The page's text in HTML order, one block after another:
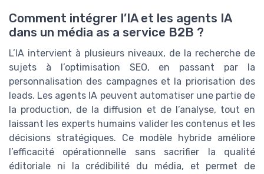
Comment intégrer l’IA et les agents IA
dans un média as a service B2B ?
L’IA intervient à plusieurs niveaux, de la recherche de
sujets à l’optimisation SEO, en passant par la
personnalisation des campagnes et la priorisation des
leads. Les agents IA peuvent automatiser une partie de
la production, de la diffusion et de l’analyse, tout en
laissant les experts humains valider les contenus et les
décisions stratégiques. Ce modèle hybride améliore
l’efficacité opérationnelle sans sacrifier la qualité
éditoriale ni la crédibilité du média, et permet de